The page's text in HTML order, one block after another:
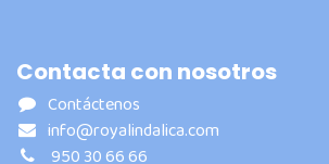
Contacta con nosotros
Contáctenos
info@royalindalica.com
950 30 66 66